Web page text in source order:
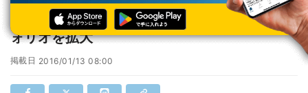
Cypress、次世代車載システム向けポートフ
ォリオを拡大
掲載日 2016/01/13 08:00